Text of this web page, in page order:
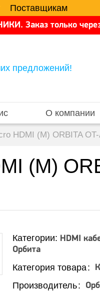
Поставщикам
Заказ только
предложений!
О компании
HDMI (M) ORBITA
(M)
Категории: HDMI
Орбита
Категория товара
Производитель